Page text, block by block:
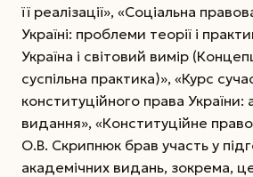
її реалізації», «Соціальна
Україні: проблеми теорії і
Україна і світовий вимір
суспільна практика)», «Курс
конституційного права України:
видання», «Конституційне право
О.В. Скрипнюк брав участь у
академічних видань, зокрема,